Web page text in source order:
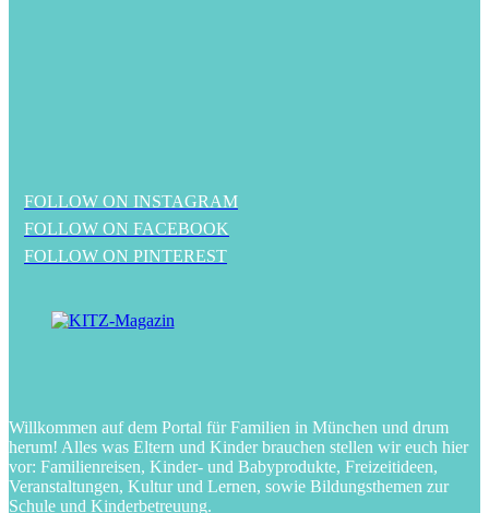
FOLLOW ON INSTAGRAM
FOLLOW ON FACEBOOK
FOLLOW ON PINTEREST
Willkommen auf dem Portal für Familien in München und drum
herum! Alles was Eltern und Kinder brauchen stellen wir euch hier
vor: Familienreisen, Kinder- und Babyprodukte, Freizeitideen,
Veranstaltungen, Kultur und Lernen, sowie Bildungsthemen zur
Schule und Kinderbetreuung.